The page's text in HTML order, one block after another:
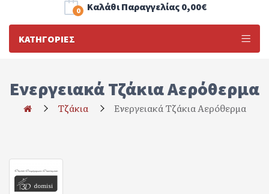
0 Kαλάθι Παραγγελίας 0,00€
ΚΑΤΗΓΟΡΊΕΣ
Ενεργειακά Τζάκια Αερόθερμα
Τζάκια Ενεργειακά Τζάκια Αερόθερμα